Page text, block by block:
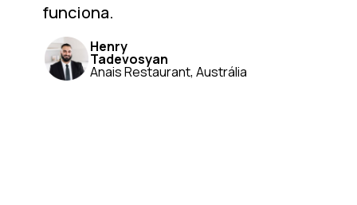
funciona.
Henry
Tadevosyan
Anais Restaurant, Austrália